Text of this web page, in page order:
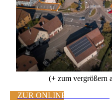
(+ zum vergrößern
ZUR ONLINE-BUCHUNG